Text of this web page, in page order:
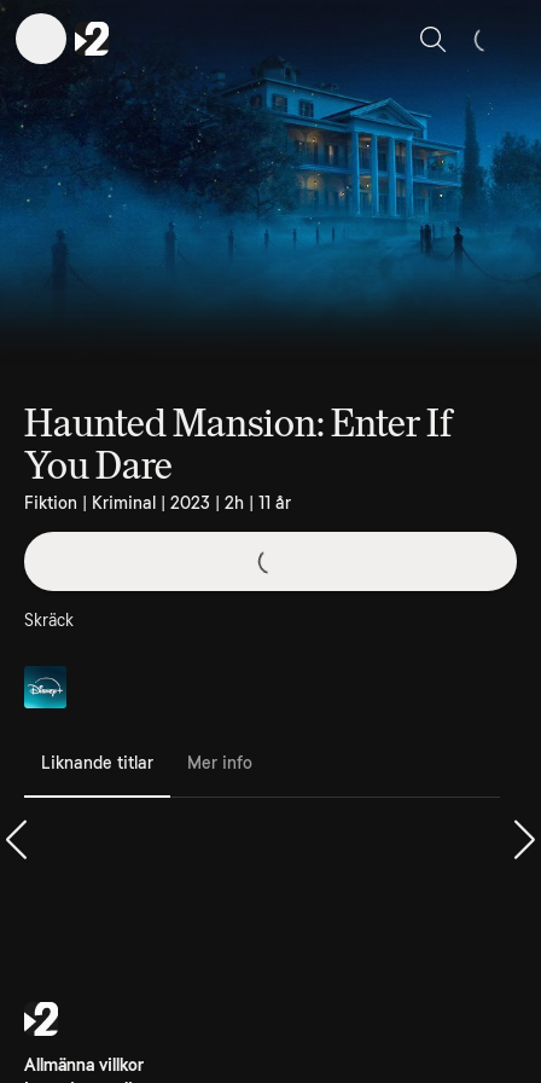
Sök
Haunted Mansion: Enter If
You Dare
Fiktion | Kriminal | 2023 | 2h | 11 år
Skräck
Liknande titlar Mer info
Allmänna villkor